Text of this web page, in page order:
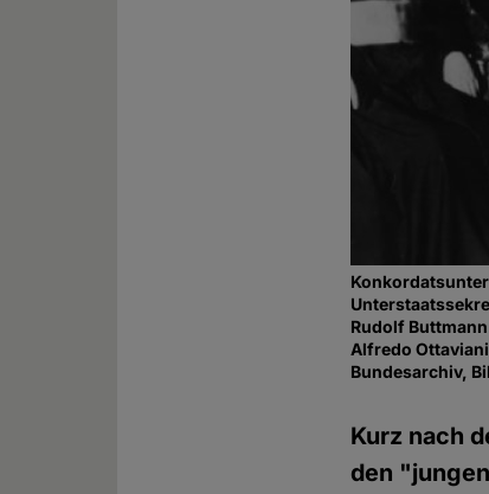
Rudolf
Alfredo
Bundesarchiv,
Kurz nach
den